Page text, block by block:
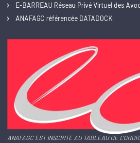
E-BARREAU Réseau Privé Virtuel des
ANAFAGC référencée DATADOCK
ANAFAGC EST INSCRITE AU TABLEAU DE